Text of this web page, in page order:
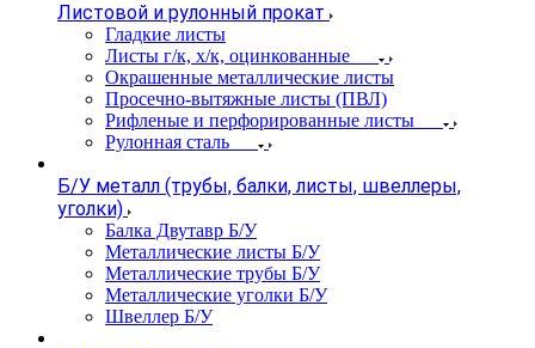
Листовой и рулонный прокат
Гладкие листы
Листы г/к, х/к, оцинкованные
Окрашенные металлические листы
Просечно-вытяжные листы (ПВЛ)
Рифленые и перфорированные листы
Рулонная сталь
Б/У металл (трубы, балки, листы, швеллеры,
уголки)
Балка Двутавр Б/У
Металлические листы Б/У
Металлические трубы Б/У
Металлические уголки Б/У
Швеллер Б/У